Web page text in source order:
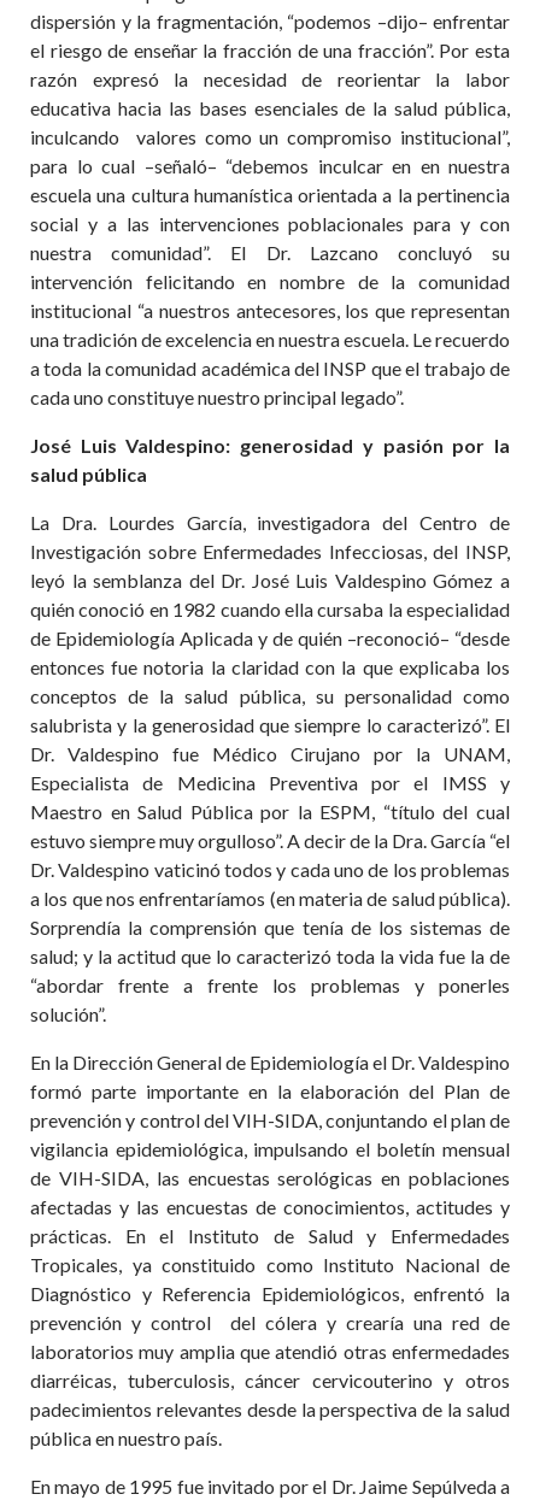
dispersión y la fragmentación, “podemos –dijo– enfrentar
el riesgo de enseñar la fracción de una fracción”. Por esta
razón expresó la necesidad de reorientar la labor
educativa hacia las bases esenciales de la salud pública,
inculcando valores como un compromiso institucional”,
para lo cual –señaló– “debemos inculcar en en nuestra
escuela una cultura humanística orientada a la pertinencia
social y a las intervenciones poblacionales para y con
nuestra comunidad”. El Dr. Lazcano concluyó su
intervención felicitando en nombre de la comunidad
institucional “a nuestros antecesores, los que representan
una tradición de excelencia en nuestra escuela. Le recuerdo
a toda la comunidad académica del INSP que el trabajo de
cada uno constituye nuestro principal legado”.
José Luis Valdespino: generosidad y pasión por la
salud pública
La Dra. Lourdes García, investigadora del Centro de
Investigación sobre Enfermedades Infecciosas, del INSP,
leyó la semblanza del Dr. José Luis Valdespino Gómez a
quién conoció en 1982 cuando ella cursaba la especialidad
de Epidemiología Aplicada y de quién –reconoció– “desde
entonces fue notoria la claridad con la que explicaba los
conceptos de la salud pública, su personalidad como
salubrista y la generosidad que siempre lo caracterizó”. El
Dr. Valdespino fue Médico Cirujano por la UNAM,
Especialista de Medicina Preventiva por el IMSS y
Maestro en Salud Pública por la ESPM, “título del cual
estuvo siempre muy orgulloso”. A decir de la Dra. García “el
Dr. Valdespino vaticinó todos y cada uno de los problemas
a los que nos enfrentaríamos (en materia de salud pública).
Sorprendía la comprensión que tenía de los sistemas de
salud; y la actitud que lo caracterizó toda la vida fue la de
“abordar frente a frente los problemas y ponerles
solución”.
En la Dirección General de Epidemiología el Dr. Valdespino
formó parte importante en la elaboración del Plan de
prevención y control del VIH-SIDA, conjuntando el plan de
vigilancia epidemiológica, impulsando el boletín mensual
de VIH-SIDA, las encuestas serológicas en poblaciones
afectadas y las encuestas de conocimientos, actitudes y
prácticas. En el Instituto de Salud y Enfermedades
Tropicales, ya constituido como Instituto Nacional de
Diagnóstico y Referencia Epidemiológicos, enfrentó la
prevención y control del cólera y crearía una red de
laboratorios muy amplia que atendió otras enfermedades
diarréicas, tuberculosis, cáncer cervicouterino y otros
padecimientos relevantes desde la perspectiva de la salud
pública en nuestro país.
En mayo de 1995 fue invitado por el Dr. Jaime Sepúlveda a